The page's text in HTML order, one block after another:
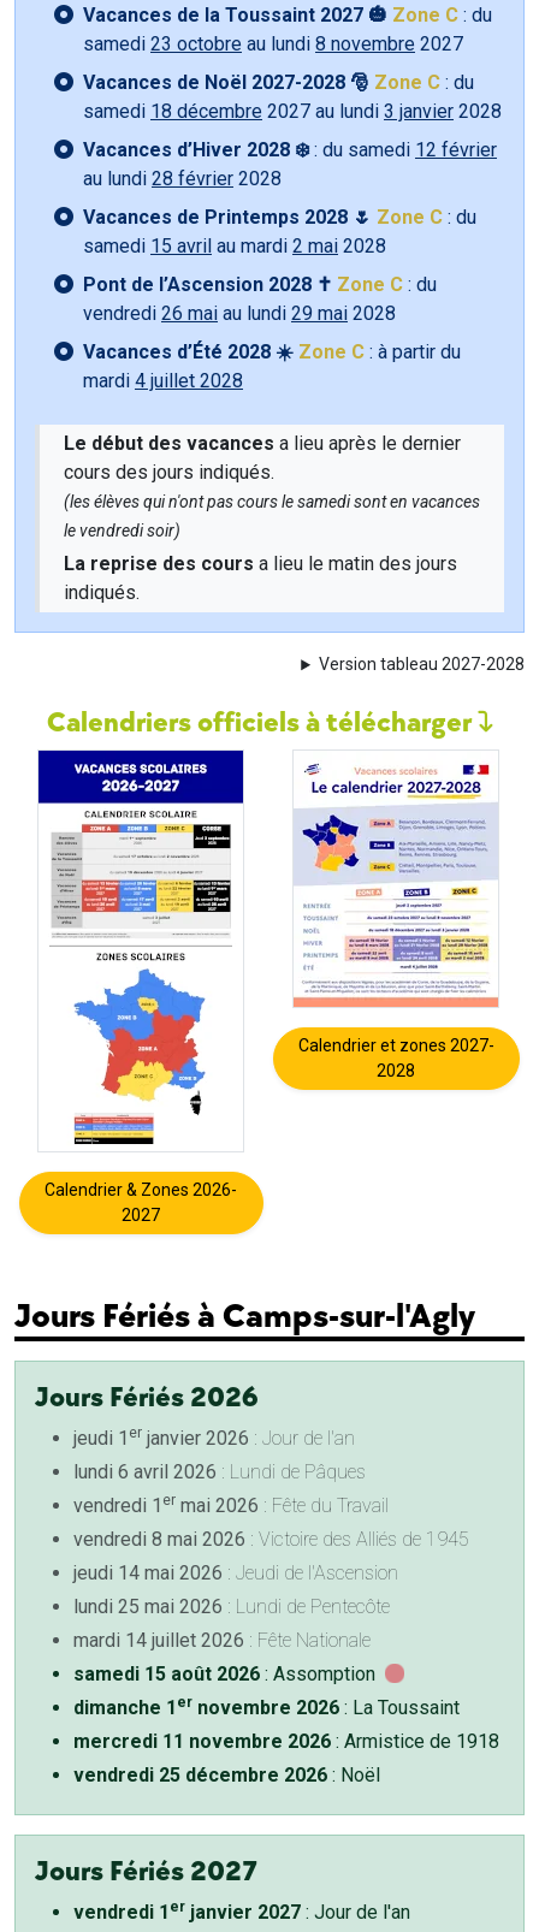
Vacances de la Toussaint 2027 🎃 Zone C : du
samedi 23 octobre au lundi 8 novembre 2027
Vacances de Noël 2027-2028 🎅 Zone C : du
samedi 18 décembre 2027 au lundi 3 janvier 2028
Vacances d’Hiver 2028 ❄️: du samedi 12 février
au lundi 28 février 2028
Vacances de Printemps 2028 🌷 Zone C : du
samedi 15 avril au mardi 2 mai 2028
Pont de l’Ascension 2028 ✝️ Zone C : du
vendredi 26 mai au lundi 29 mai 2028
Vacances d’Été 2028 ☀️ Zone C : à partir du
mardi 4 juillet 2028
Le début des vacances a lieu après le dernier
cours des jours indiqués.
(les élèves qui n'ont pas cours le samedi sont en vacances
le vendredi soir)
La reprise des cours a lieu le matin des jours
indiqués.
Version tableau 2027-2028
Calendriers officiels à télécharger
Calendrier & Zones 2026-
2027
Calendrier et zones 2027-
2028
Jours Fériés à Camps-sur-l'Agly
Jours Fériés 2026
jeudi 1 er janvier 2026 : Jour de l'an
lundi 6 avril 2026 : Lundi de Pâques
vendredi 1 er mai 2026 : Fête du Travail
vendredi 8 mai 2026 : Victoire des Alliés de 1945
jeudi 14 mai 2026 : Jeudi de l'Ascension
lundi 25 mai 2026 : Lundi de Pentecôte
mardi 14 juillet 2026 : Fête Nationale
samedi 15 août 2026 : Assomption
dimanche 1 er novembre 2026 : La Toussaint
mercredi 11 novembre 2026 : Armistice de 1918
vendredi 25 décembre 2026 : Noël
Jours Fériés 2027
vendredi 1 er janvier 2027 : Jour de l'an